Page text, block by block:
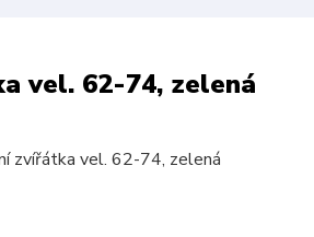
vel. 62-74, zelená